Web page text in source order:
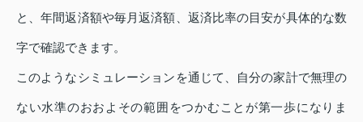
と、年間返済額や毎月返済額、返済比率の目安が具体的な数
字で確認できます。
このようなシミュレーションを通じて、自分の家計で無理の
ない水準のおおよその範囲をつかむことが第一歩になりま